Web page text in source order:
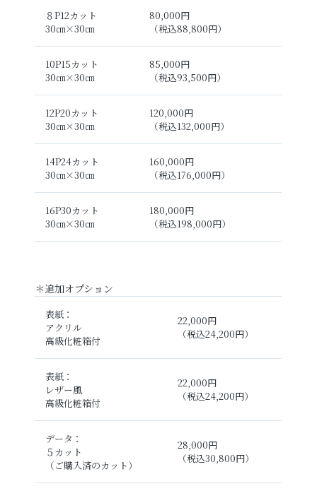
８P12カット
30㎝×30㎝
80,000円
（税込88,800円）
10P15カット
30㎝×30㎝
85,000円
（税込93,500円）
12P20カット
30㎝×30㎝
120,000円
（税込132,000円）
14P24カット
30㎝×30㎝
160,000円
（税込176,000円）
16P30カット
30㎝×30㎝
180,000円
（税込198,000円）
＊追加オプション
表紙：
アクリル
高級化粧箱付
22,000円
（税込24,200円）
表紙：
レザー風
高級化粧箱付
22,000円
（税込24,200円）
データ：
５カット
（ご購入済のカット）
28,000円
（税込30,800円）